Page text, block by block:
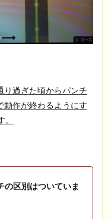
り過ぎた頃からパンチ
動作が終わるようにす
の区別はついていま